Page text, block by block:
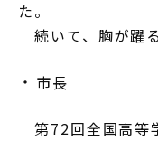
た。
続いて、胸が躍
市長
第72回全国高等